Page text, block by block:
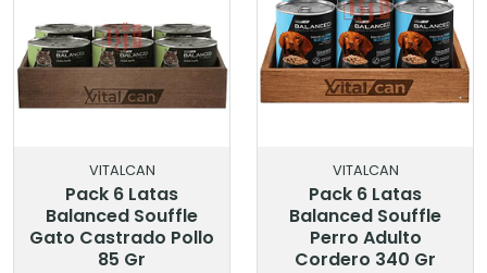
VITALCAN
Pack 6 Latas
Balanced Souffle
Gato Castrado Pollo
85 Gr
VITALCAN
Pack 6 Latas
Balanced Souffle
Perro Adulto
Cordero 340 Gr